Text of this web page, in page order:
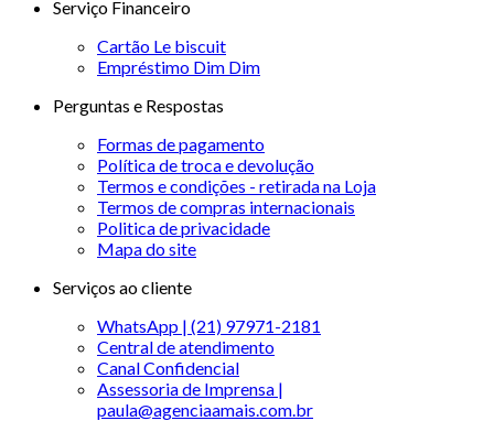
Serviço Financeiro
Cartão Le biscuit
Empréstimo Dim Dim
Perguntas e Respostas
Formas de pagamento
Política de troca e devolução
Termos e condições - retirada na Loja
Termos de compras internacionais
Politica de privacidade
Mapa do site
Serviços ao cliente
WhatsApp | (21) 97971-2181
Central de atendimento
Canal Confidencial
Assessoria de Imprensa |
paula@agenciaamais.com.br